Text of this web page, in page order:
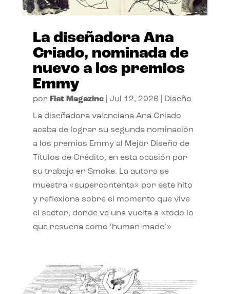
La diseñadora Ana
Criado, nominada de
nuevo a los premios
Emmy
por Flat Magazine| Jul 12, 2026 Diseño
La diseñadora valenciana Ana Criado
acaba de lograr su segunda nominación
a los premios Emmy al Mejor Diseño de
Títulos de Crédito, en esta ocasión por
su trabajo en Smoke. La autora se
muestra «supercontenta» por este hito
y reflexiona sobre el momento que vive
el sector, donde ve una vuelta a «todo lo
que resuena como ‘human-made’»